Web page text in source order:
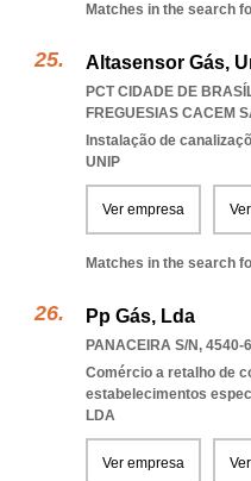
Matches in the search
Altasensor Gás,
PCT CIDADE DE
FREGUESIAS CACEM
Instalação de
UNIP
Ver empresa
Matches in the search
Pp Gás, Lda
PANACEIRA S/N, 4540-
Comércio a retalho de
estabelecimentos
LDA
Ver empresa